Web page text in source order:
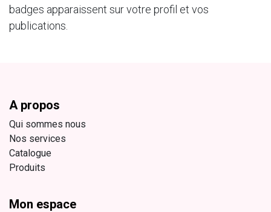
badges apparaissent sur votre profil et vos
publications.
A propos
Qui sommes nous
Nos services
Catalogue
Produits
Mon espace